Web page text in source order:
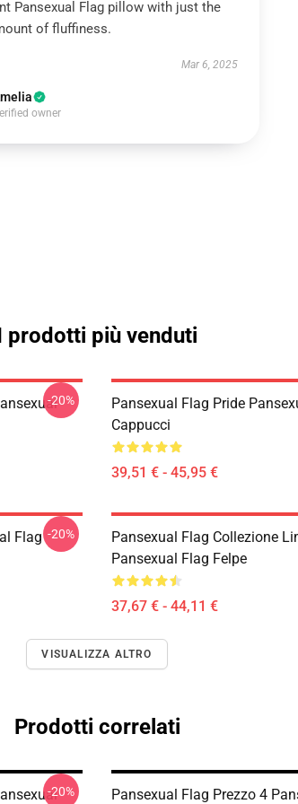
Pansexual Flag pillow with just the
of fluffiness.
Mar 6, 2025
owner
prodotti più venduti
-20%
Pansexual Flag Pride
Cappucci
39,51 € - 45,95 €
Flag -20%
Pansexual Flag Collezione
Pansexual Flag Felpe
37,67 € - 44,11 €
VISUALIZZA ALTRO
Prodotti correlati
-20%
Pansexual Flag Prezzo 4